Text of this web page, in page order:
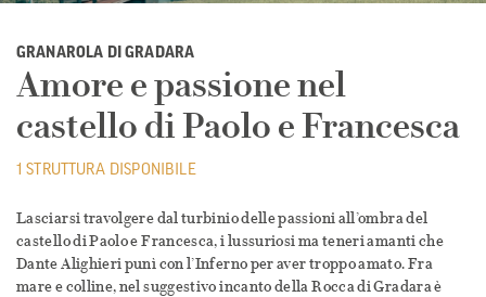
GRANAROLA DI GRADARA
Amore e passione nel
castello di Paolo e Francesca
1 STRUTTURA DISPONIBILE
Lasciarsi travolgere dal turbinio delle passioni all’ombra del
castello di Paolo e Francesca, i lussuriosi ma teneri amanti che
Dante Alighieri punì con l’Inferno per aver troppo amato. Fra
mare e colline, nel suggestivo incanto della Rocca di Gradara è